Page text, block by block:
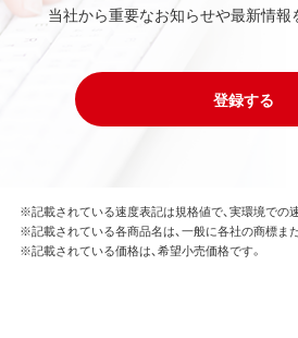
当社から重要なお知らせや最新情報
登録する
※記載されている速度表記は規格値で、実環境での
※記載されている各商品名は、一般に各社の商標ま
※記載されている価格は、希望小売価格です。